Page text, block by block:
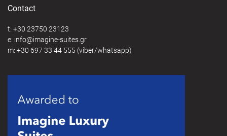
Contact
t: +30 23750 23123
e:
@
m: +30 697 33 44 555 (viber/whatsapp)